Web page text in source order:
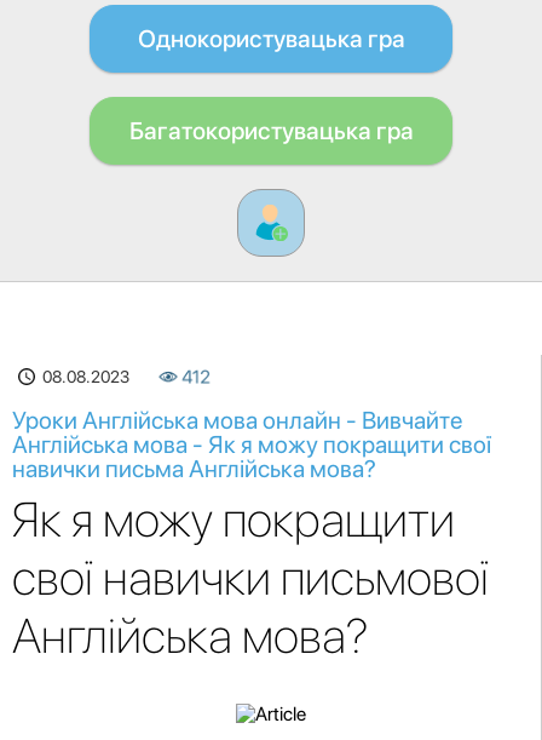
Однокористувацька гра
Багатокористувацька гра
08.08.2023 412
Уроки Англійська мова онлайн - Вивчайте
Англійська мова - Як я можу покращити свої
навички письма Англійська мова?
Як я можу покращити
свої навички письмової
Англійська мова?